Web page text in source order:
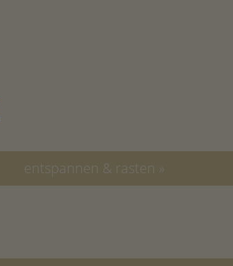
entspannen & rasten »